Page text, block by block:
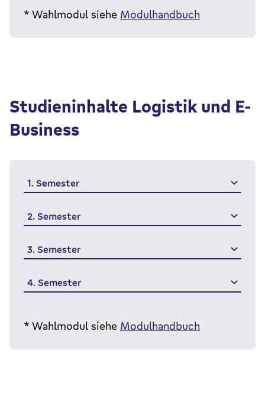
* Wahlmodul siehe Modulhandbuch
Studieninhalte Logistik und E-
Business
1. Semester
2. Semester
3. Semester
4. Semester
* Wahlmodul siehe Modulhandbuch